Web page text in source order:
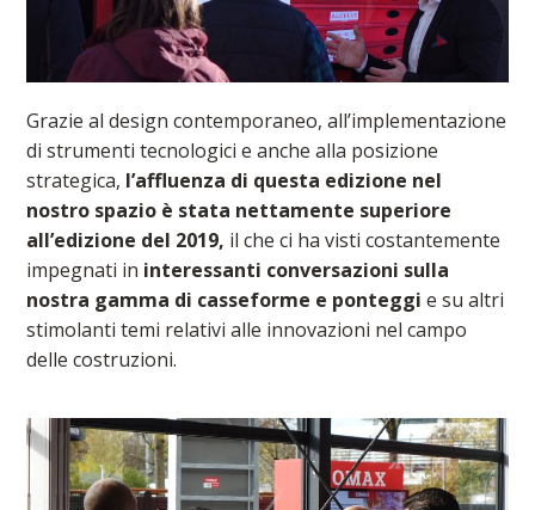
Grazie al design contemporaneo, all’implementazione
di strumenti tecnologici e anche alla posizione
strategica, l’affluenza di questa edizione nel
nostro spazio è stata nettamente superiore
all’edizione del 2019, il che ci ha visti costantemente
impegnati in interessanti conversazioni sulla
nostra gamma di casseforme e ponteggi e su altri
stimolanti temi relativi alle innovazioni nel campo
delle costruzioni.